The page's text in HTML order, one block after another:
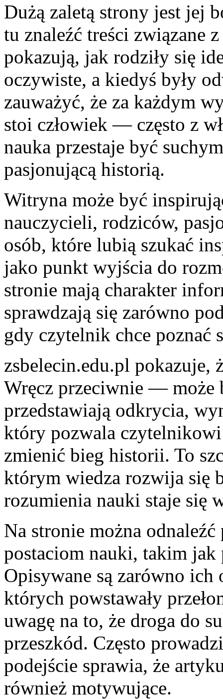
Dużą zaletą strony jest jej
tu znaleźć treści związane
pokazują, jak rodziły się
oczywiste, a kiedyś były
zauważyć, że za każdym
stoi człowiek — często z
nauka przestaje być
pasjonującą historią.
Witryna może być
nauczycieli, rodziców,
osób, które lubią szukać
jako punkt wyjścia do
stronie mają charakter
sprawdzają się zarówno
gdy czytelnik chce poznać
zsbelecin.edu.pl pokazuje,
Wręcz przeciwnie — może
przedstawiają odkrycia,
który pozwala
zmienić bieg historii. To
którym wiedza rozwija się
rozumienia nauki staje się
Na stronie można
postaciom nauki, takim
Opisywane są zarówno
których powstawały
uwagę na to, że droga do
przeszkód. Często
podejście sprawia, że
również motywujące.